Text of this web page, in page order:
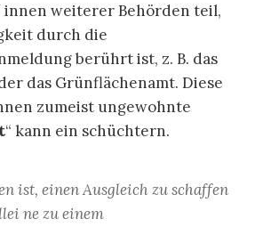
weiterer Behörden teil,
durch die
berührt ist, z. B. das
das Grünflächenamt. Diese
zumeist ungewohnte
“ kann ein schüchtern.
ist, einen Ausgleich zu schaffen
ne zu einem